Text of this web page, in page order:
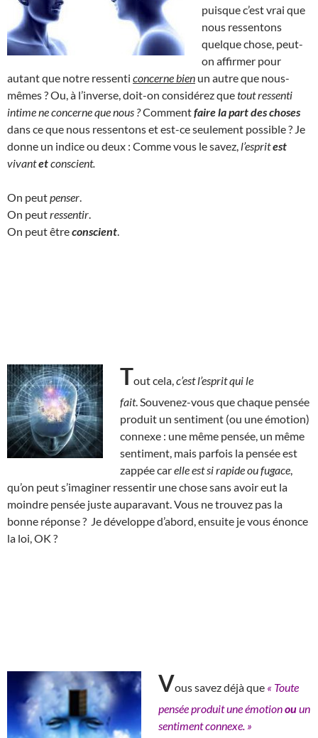
puisque c’est vrai que
nous ressentons
quelque chose, peut-
on affirmer pour
autant que notre ressenti concerne bien un autre que nous-
mêmes ? Ou, à l’inverse, doit-on considérez quetout ressenti
intime ne concerne que nous ?Commentfaire la part des choses
dans ce que nous ressentons et est-ce seulement possible ? Je
donne un indice ou deux : Comme vous le savez, l’espritest
vivantetconscient.
On peutpenser
On peutressentir
On peut êtreconscient
Tout cela, c’est l’esprit qui le
fait. Souvenez-vous que chaque pensée
produit un sentiment (ou une émotion)
connexe : une même pensée, un même
sentiment, mais parfois la pensée est
zappée carelle est si rapide ou fugace
qu’on peut s’imaginer ressentir une chose sans avoir eut la
moindre pensée juste auparavant. Vous ne trouvez pas la
bonne réponse ? Je développe d’abord, ensuite je vous énonce
la loi, OK ?
Vous savez déjà que « Toute
pensée produit une émotionouun
sentiment connexe. »